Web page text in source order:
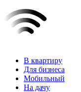
В квартиру
Для бизнеса
Мобильный
На дачу